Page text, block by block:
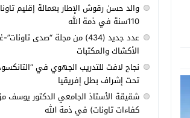
والد حسن رقوش الإطار بعمالة إقليم
110سنة في ذمة الله
الأكشاك والمكتبات
نجاح لافت للتدريب الجهوي في
تحت إشراف بطل إفريقيا
شقيقة الأستاذ الجامعي الدكتور يوسف
كفاءات تاونات) في ذمة الله